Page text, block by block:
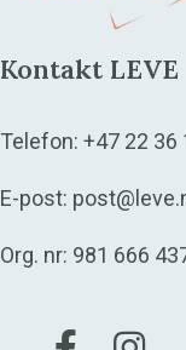
Kontakt LEVE
Telefon: +47 22 36
E-post:
Org. nr: 981 666
Gå til vårGå til